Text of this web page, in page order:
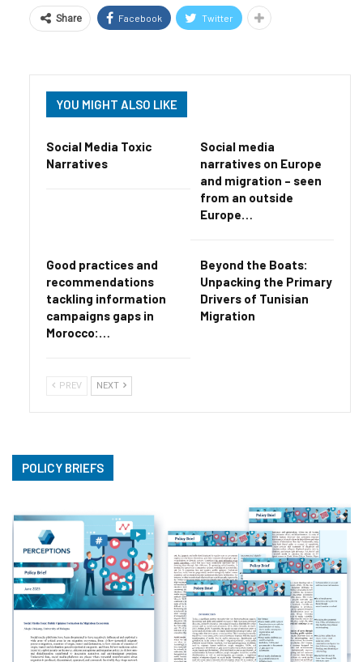
Share Facebook Twitter
YOU MIGHT ALSO LIKE
Social Media Toxic
Narratives
Social media
narratives on Europe
and migration – seen
from an outside
Europe…
Good practices and
recommendations
tackling information
campaigns gaps in
Morocco:…
Beyond the Boats:
Unpacking the Primary
Drivers of Tunisian
Migration
PREV NEXT
POLICY BRIEFS